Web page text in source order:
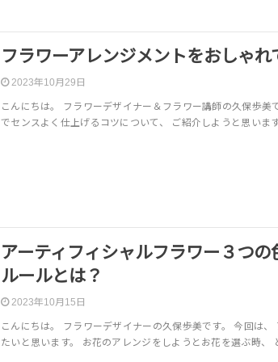
フラワーアレンジメントをおしゃ
2023年10月29日
こんにちは。 フラワーデザイナー＆フラワー講師の久保歩
でセンスよく仕上げるコツについて、 ご紹介しようと思い
アーティフィシャルフラワー３つ
ルールとは？
2023年10月15日
こんにちは。 フラワーデザイナーの久保歩美です。 今回は
たいと思います。 お花のアレンジをしようとお花を選ぶ時、